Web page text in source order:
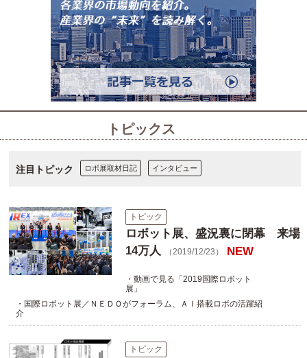
トピックス
注目トピック ロボ展取材日記 インタビュー
トピック
ロボット展、盛況裏に閉幕 来場
14万人
（2019/12/23） NEW
・動画で見る「2019国際ロボット
展」
・国際ロボット展／ＮＥＤＯがフォーラム、ＡＩ搭載ロボの活躍紹
介
トピック